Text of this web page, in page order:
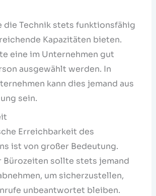
die Technik stets funktionsfähig
Kapazitäten bieten.
eine im Unternehmen gut
ausgewählt werden. In
kann dies jemand aus
sein.
Erreichbarkeit des
ist von großer Bedeutung.
Bürozeiten sollte stets jemand
um sicherzustellen,
unbeantwortet bleiben.